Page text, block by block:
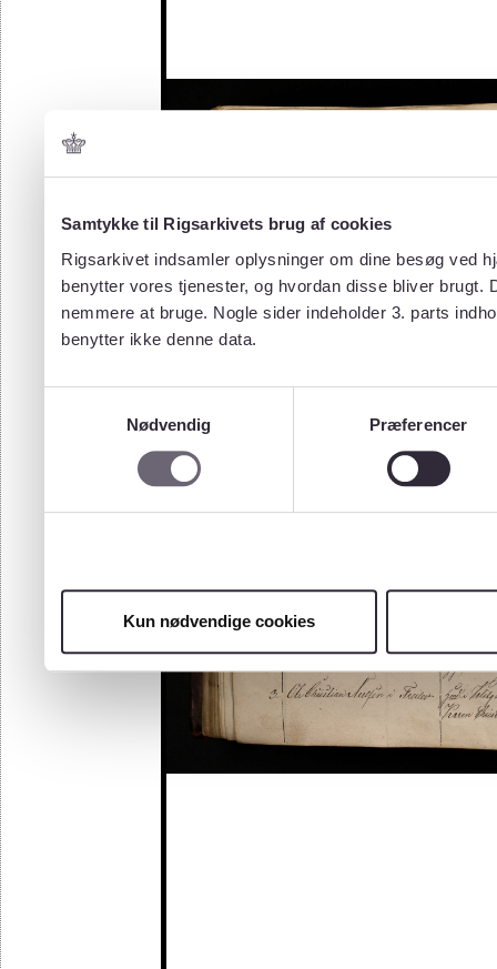
Samtykke til Rigsarkivets brug af cookies
Rigsarkivet indsamler oplysninger om dine besøg ved
benytter vores tjenester, og hvordan disse bliver
nemmere at bruge. Nogle sider indeholder 3. parts
benytter ikke denne data.
Nødvendig
Præferencer
Kun nødvendige cookies